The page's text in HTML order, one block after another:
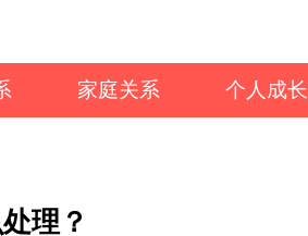
家庭关系 个人成长
理？